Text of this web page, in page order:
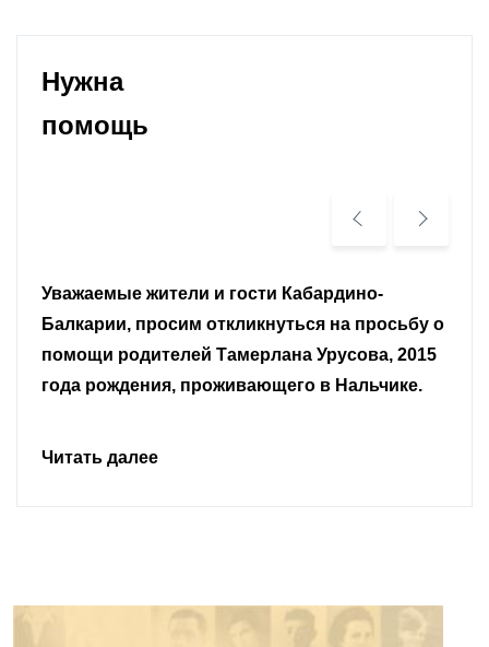
Нужна
помощь
и гости Кабардино-
откликнуться на просьбу о
Тамерлана Урусова, 2015
проживающего в Нальчике.
Уважаемые
граждане.
Читать далее